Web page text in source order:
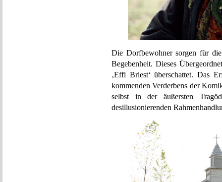
Die Dorfbewohner sorgen für
Begebenheit. Dieses
‚Effi Briest‘ überschattet. Das
kommenden Verderbens der
selbst in der äußersten
desillusionierenden